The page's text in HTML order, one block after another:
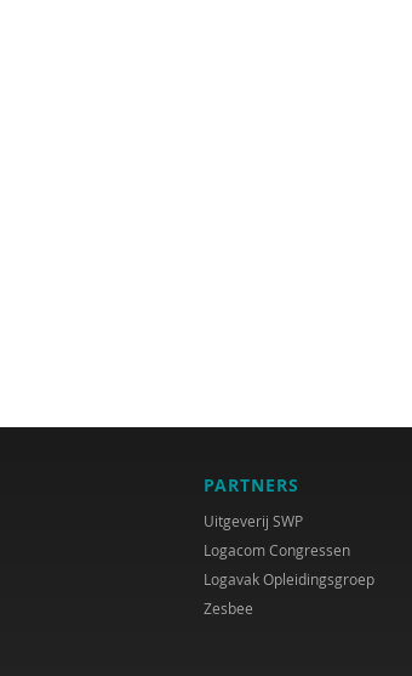
PARTNERS
Uitgeverij SWP
Logacom Congressen
Logavak Opleidingsgroep
Zesbee